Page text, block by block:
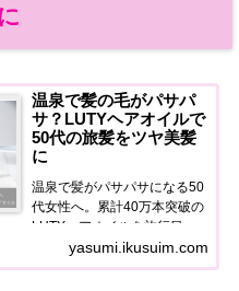
温泉で髪の毛がパサパ
サ？LUTYヘアオイルで
50代の旅髪をツヤ美髪
に
温泉で髪がパサパサになる50
代女性へ。累計40万本突破の
LUTYヘアオイルを旅行目線
で正直レビュー。泉質ダメー
ジ・宿のドライヤー問題を解
yasumi.ikusuim.com